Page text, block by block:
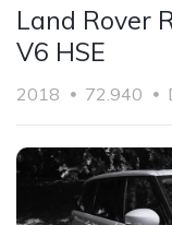
Land Rover
V6 HSE
2018 72.940